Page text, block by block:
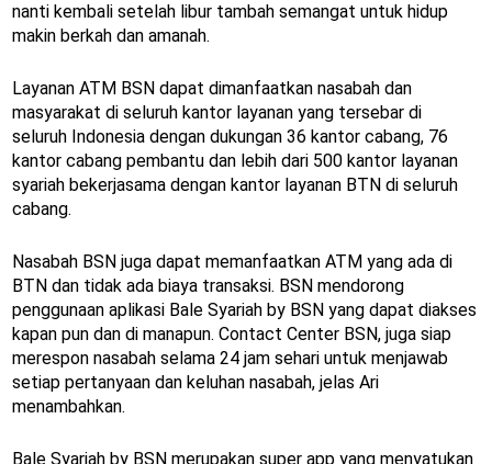
nanti kembali setelah libur tambah semangat untuk hidup
makin berkah dan amanah.
Layanan ATM BSN dapat dimanfaatkan nasabah dan
masyarakat di seluruh kantor layanan yang tersebar di
seluruh Indonesia dengan dukungan 36 kantor cabang, 76
kantor cabang pembantu dan lebih dari 500 kantor layanan
syariah bekerjasama dengan kantor layanan BTN di seluruh
cabang.
Nasabah BSN juga dapat memanfaatkan ATM yang ada di
BTN dan tidak ada biaya transaksi. BSN mendorong
penggunaan aplikasi Bale Syariah by BSN yang dapat diakses
kapan pun dan di manapun. Contact Center BSN, juga siap
merespon nasabah selama 24 jam sehari untuk menjawab
setiap pertanyaan dan keluhan nasabah, jelas Ari
menambahkan.
Bale Syariah by BSN merupakan super app yang menyatukan